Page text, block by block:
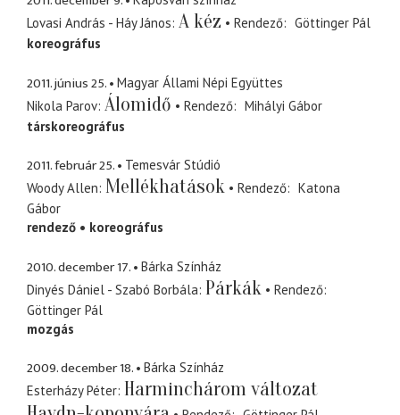
Lovasi András - Háy János A kéz Rendező
Göttinger Pál
koreográfus
2011. június 25.
Magyar Állami Népi Együttes
Nikola Parov Álomidő Rendező
Mihályi Gábor
társkoreográfus
2011. február 25.
Temesvár Stúdió
Woody Allen Mellékhatások Rendező
Katona
Gábor
rendező
koreográfus
2010. december 17.
Bárka Színház
Dinyés Dániel - Szabó Borbála Párkák
Rendező
Göttinger Pál
mozgás
2009. december 18.
Bárka Színház
Esterházy Péter Harminchárom változat